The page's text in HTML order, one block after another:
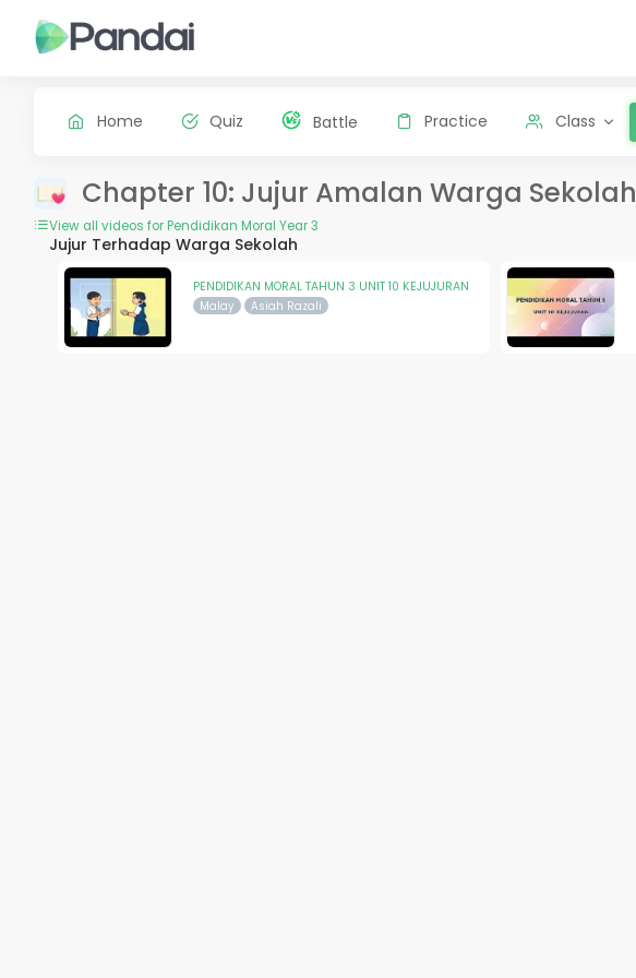
Home Quiz Battle Practice Class
Chapter 10: Jujur Amalan Warga Sekolah
View all videos for Pendidikan Moral Year 3
Jujur Terhadap Warga Sekolah
PENDIDIKAN MORAL TAHUN 3 UNIT 10 KEJUJURAN
Malay Asiah Razali